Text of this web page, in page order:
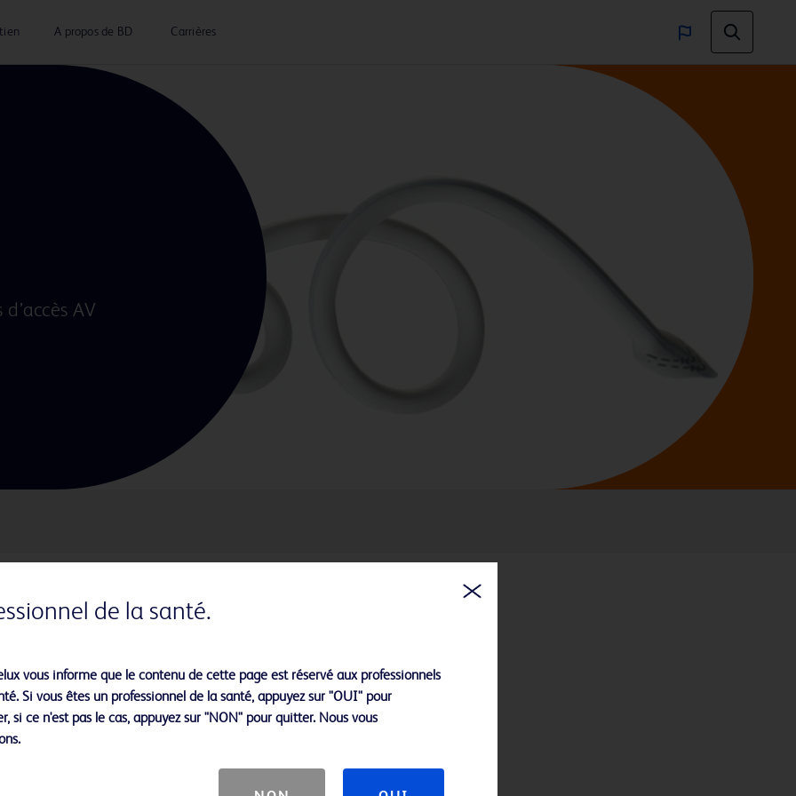
A propos de BD Carrières
AV
à une technologie avancée de
brassard hémodynamique a été
significative à la fois
et par une réduction de la
de la santé.
vous informe que le contenu de cette page est réservé aux professionnels
Si vous êtes un professionnel de la santé, appuyez sur "OUI" pour
si ce n'est pas le cas, appuyez sur "NON" pour quitter. Nous vous